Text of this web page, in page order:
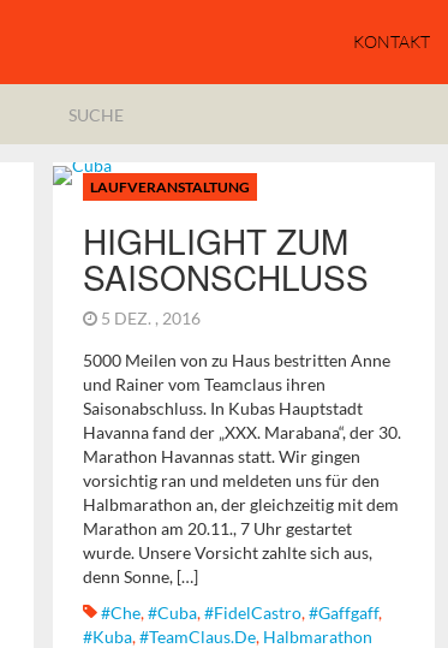
KONTAKT
LAUFVERANSTALTUNG
HIGHLIGHT ZUM
SAISONSCHLUSS
5 DEZ. , 2016
5000 Meilen von zu Haus bestritten Anne
und Rainer vom Teamclaus ihren
Saisonabschluss. In Kubas Hauptstadt
Havanna fand der „XXX. Marabana“, der 30.
Marathon Havannas statt. Wir gingen
vorsichtig ran und meldeten uns für den
Halbmarathon an, der gleichzeitig mit dem
Marathon am 20.11., 7 Uhr gestartet
wurde. Unsere Vorsicht zahlte sich aus,
denn Sonne, […]
#Che,#Cuba,#FidelCastro,#gaffgaff,
#Kuba,#TeamClaus.de, Halbmarathon